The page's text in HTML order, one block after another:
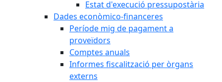
Estat d'execució pressupostària
Dades econòmico-financeres
Període mig de pagament a
proveïdors
Comptes anuals
Informes fiscalització per òrgans
externs